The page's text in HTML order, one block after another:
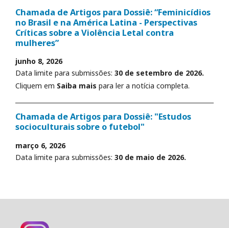
Chamada de Artigos para Dossiê: “Feminicídios
no Brasil e na América Latina - Perspectivas
Críticas sobre a Violência Letal contra
mulheres”
junho 8, 2026
Data limite para submissões: 30 de setembro de 2026.
Cliquem em Saiba mais para ler a notícia completa.
Chamada de Artigos para Dossiê: "Estudos
socioculturais sobre o futebol"
março 6, 2026
Data limite para submissões: 30 de maio de 2026.